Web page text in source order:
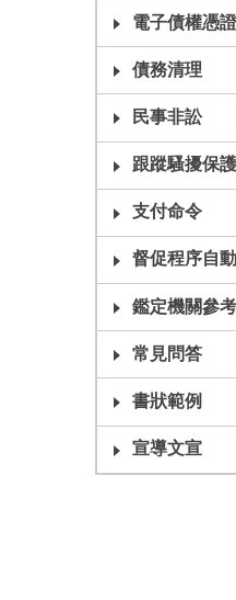
電子債權憑證
債務清理
民事非訟
跟蹤騷擾保
支付命令
督促程序自
鑑定機關參
常見問答
書狀範例
宣導文宣